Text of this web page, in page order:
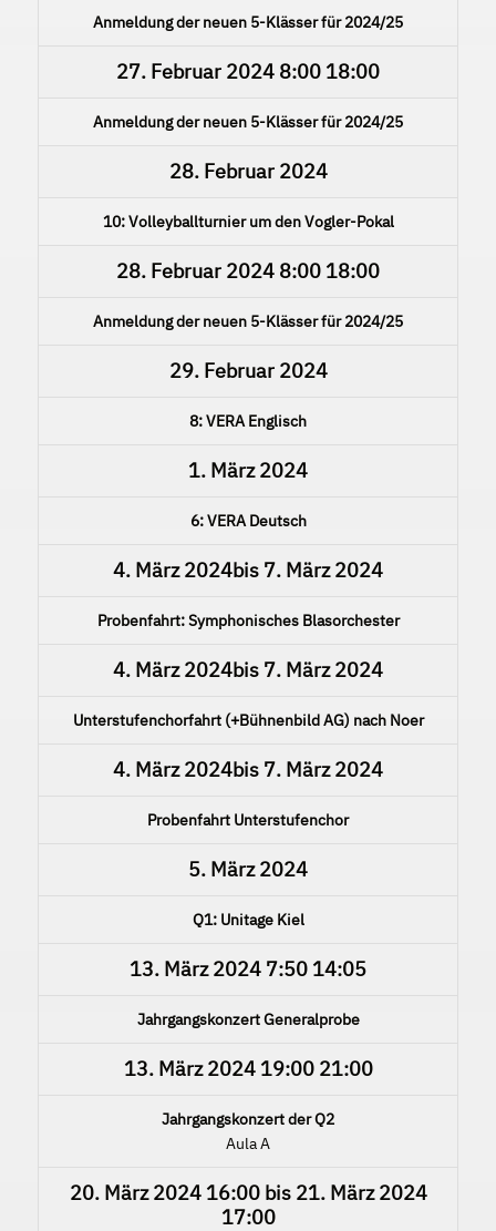
Anmeldung der neuen 5-Klässer für 2024/25
27. Februar 2024 8:00 18:00
Anmeldung der neuen 5-Klässer für 2024/25
28. Februar 2024
10: Volleyballturnier um den Vogler-Pokal
28. Februar 2024 8:00 18:00
Anmeldung der neuen 5-Klässer für 2024/25
29. Februar 2024
8: VERA Englisch
1. März 2024
6: VERA Deutsch
4. März 2024bis 7. März 2024
Probenfahrt: Symphonisches Blasorchester
4. März 2024bis 7. März 2024
Unterstufenchorfahrt (+Bühnenbild AG) nach Noer
4. März 2024bis 7. März 2024
Probenfahrt Unterstufenchor
5. März 2024
Q1: Unitage Kiel
13. März 2024 7:50 14:05
Jahrgangskonzert Generalprobe
13. März 202419:00 21:00
Jahrgangskonzert der Q2
Aula A
20. März 202416:00 bis 21. März 2024
17:00